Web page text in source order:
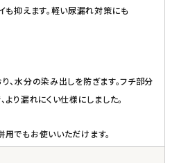
も抑えます。軽い尿漏れ対策にも
、水分の染み出しを防ぎます。フチ部分
り漏れにくい仕様にしました。
でもお使いいただけます。